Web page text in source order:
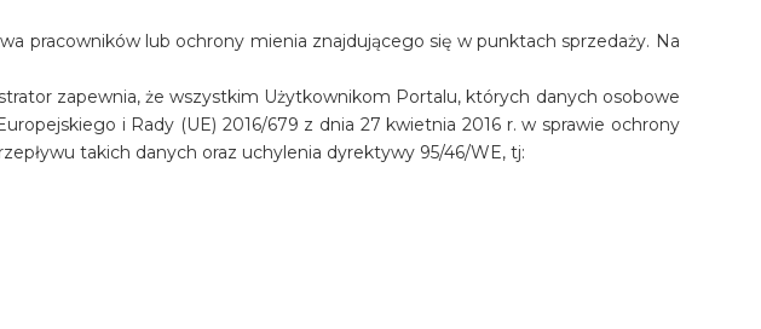
pracowników lub ochrony mienia znajdującego się w punktach sprzedaży. Na
zapewnia, że wszystkim Użytkownikom Portalu, których danych osobowe
i Rady (UE) 2016/679 z dnia 27 kwietnia 2016 r. w sprawie ochrony
takich danych oraz uchylenia dyrektywy 95/46/WE, tj: